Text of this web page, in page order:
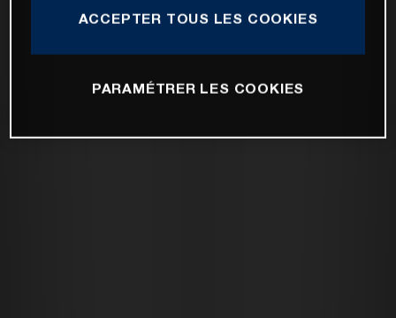
ACCEPTER TOUS LES COOKIES
PARAMÉTRER LES COOKIES